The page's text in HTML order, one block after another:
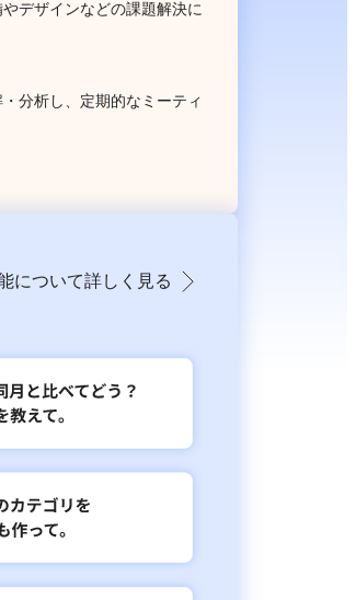
デザインなどの課題解決に
分析し、定期的なミーティ
について詳しく見る